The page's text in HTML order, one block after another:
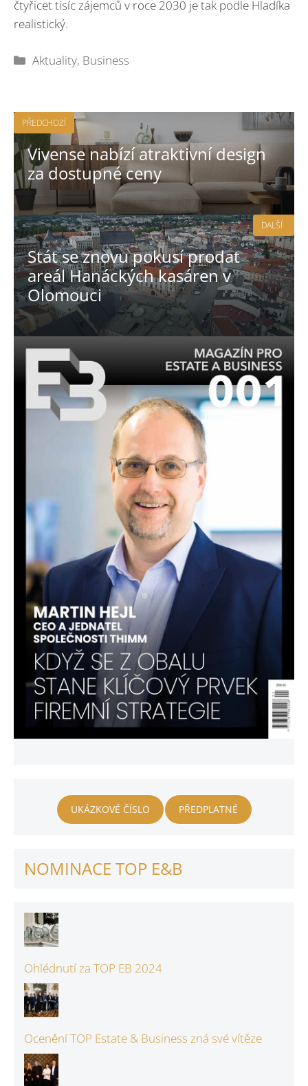
čtyřicet tisíc zájemců v roce 2030 je tak podle Hladíka
realistický.
Rubriky
Aktuality, Business
PŘEDCHOZÍ
Vivense nabízí atraktivní design
za dostupné ceny
Stát se znovu pokusí prodat
areál Hanáckých kasáren v
Olomouci
DALŠÍ
UKÁZKOVÉ ČÍSLO PŘEDPLATNÉ
NOMINACE TOP E&B
Ohlédnutí za TOP EB 2024
Ocenění TOP Estate & Business zná své vítěze